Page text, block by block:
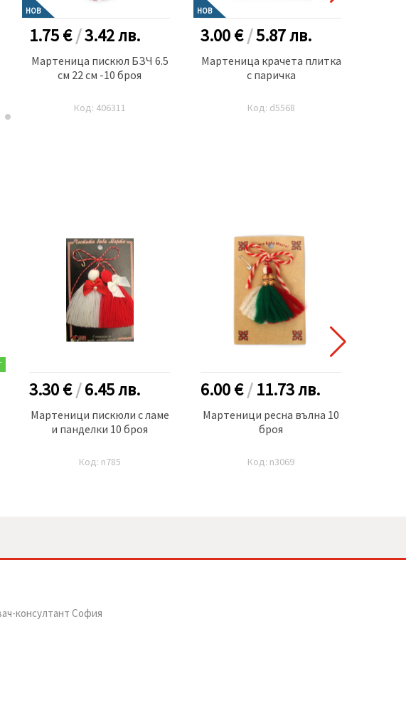
НОВ
1.75 €/3.42лв.
Мартеница пискюл БЗЧ 6.5
см 22 см -10 броя
Код: 406311
НОВ
3.00 €/5.87лв.
Мартеница крачета плитка
с паричка
Код: d5568
3.30 €/6.45лв.
Мартеници пискюли с ламе
и панделки 10 броя
Код: n785
6.00 €/11.73лв.
Мартеници ресна вълна 10
броя
Код: n3069
консултант София